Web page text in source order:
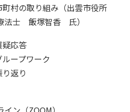
村の取り組み（出雲市役所
法士 飯塚智香 氏）
疑応答
ープワーク
返り